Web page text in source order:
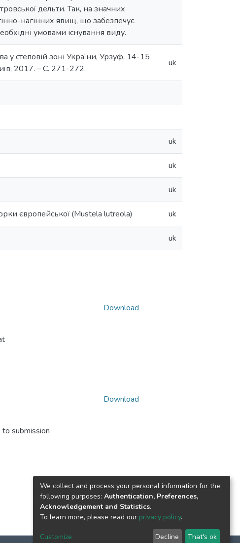
дельти. Так, на значних
нагінних явищ, що забезпечує
умовами існування виду.
у степовій зоні України, Урзуф, 14-15
2017. – С. 271-272.
uk
uk
uk
uk
європейської (Mustela lutreola) uk
uk
Download
submission
Download
We collect and process your personal information for the
following purposes: Authentication, Preferences,
Acknowledgement and Statistics.
To learn more, please read our privacy policy.
Customize Decline That's ok